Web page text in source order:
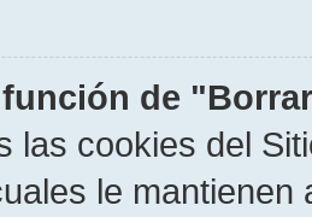
de
las cookies del
le